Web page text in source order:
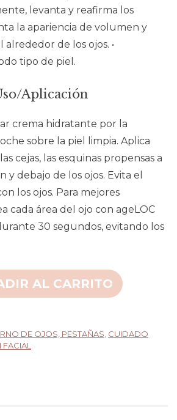
levanta y reafirma los
la apariencia de volumen y
de los ojos. •
tipo de piel.
Aplicación
crema hidratante por la
sobre la piel limpia. Aplica
cejas, las esquinas propensas a
y debajo de los ojos. Evita el
los ojos. Para mejores
cada área del ojo con ageLOC
30 segundos, evitando los
AL CARRITO
DE OJOS, PESTAÑAS CUIDADO